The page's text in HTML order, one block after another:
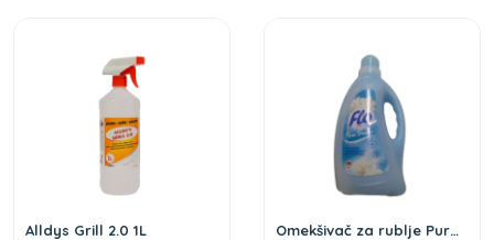
Alldys Grill 2.0 1L
Omekšivač za rublje Pure